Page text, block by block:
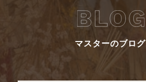
マスターのブログ